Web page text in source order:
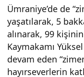
Ümraniye’de de
yaşatılarak, 5
alınarak, 99
Kaymakamı
devam eden
hayırseverlerin